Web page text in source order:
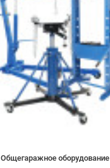
Общегаражное оборудование